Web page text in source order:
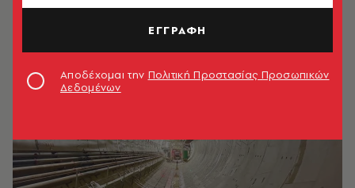
ΕΓΓΡΑΦΗ
Αποδέχομαι την Πολιτική Προστασίας Προσωπικών
Δεδομένων